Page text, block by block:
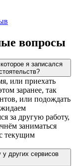
вопросы
я записался
или приехать
заранее, так
или подождать
за другую работу,
заниматься
текущим
других сервисов